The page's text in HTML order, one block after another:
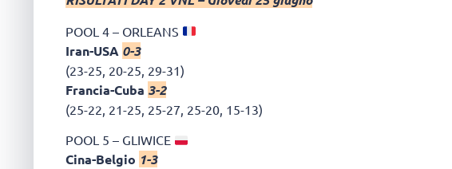
POOL 4 – ORLEANS
Iran-USA 0-3
(23-25, 20-25, 29-31)
Francia-Cuba 3-2
(25-22, 21-25, 25-27, 25-20, 15-13)
POOL 5 – GLIWICE
Cina-Belgio 1-3